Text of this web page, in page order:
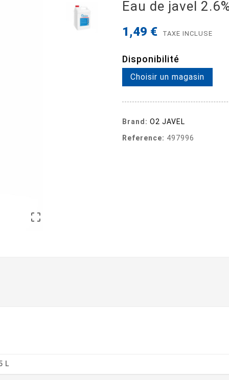

Eau de javel
1,49 € TAXE INCLUSE
Disponibilité
Choisir un magasin
Brand: O2 JAVEL
Reference: 497996
L